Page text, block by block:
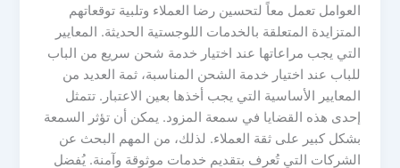
العوامل تعمل معاً لتحسين رضا العملاء وتلبية توقعاتهم
المتزايدة المتعلقة بالخدمات اللوجستية الحديثة. المعايير
التي يجب مراعاتها عند اختيار خدمة شحن سريع من الباب
للباب عند اختيار خدمة الشحن المناسبة، ثمة العديد من
المعايير الأساسية التي يجب أخذها بعين الاعتبار. تتمثل
إحدى هذه القضايا في سمعة المزود. يمكن أن تؤثر السمعة
بشكل كبير على ثقة العملاء. لذلك، من المهم البحث عن
الشركات التي تُعرف بتقديم خدمات موثوقة وآمنة. يُفضل